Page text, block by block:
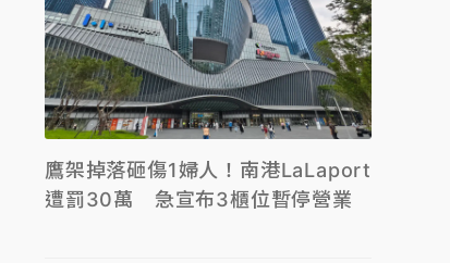
鷹架掉落砸傷1婦人！南港LaLaport
遭罰30萬 急宣布3櫃位暫停營業